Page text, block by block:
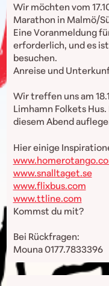
Wir möchten vom
Marathon in Malmö/
Eine Voranmeldung
erforderlich, und es
besuchen.
Anreise und
Wir treffen uns am
Limhamn Folkets Hus.
diesem Abend
Hier einige
www.snalltaget.se
www.flixbus.com
www.ttline.com
Kommst du mit?
Bei Rückfragen:
Mouna 0177.7833396